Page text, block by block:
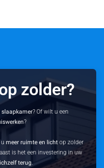
zolder?
slaapkamer? Of wilt u een
?
umeer ruimte en licht op zolder
is het een investering in uw
terug